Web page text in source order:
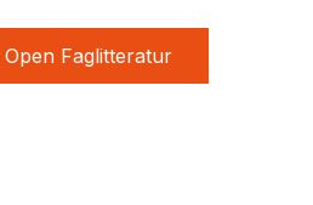
Open Faglitteratur